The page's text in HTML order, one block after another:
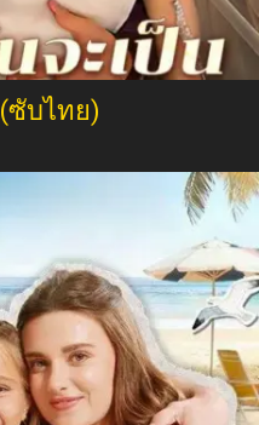
(ซับไทย)